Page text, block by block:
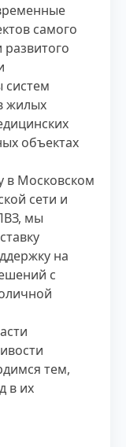
самого
жилых
объектах
в Московском
сети и
мы
на
с
тем,
в их